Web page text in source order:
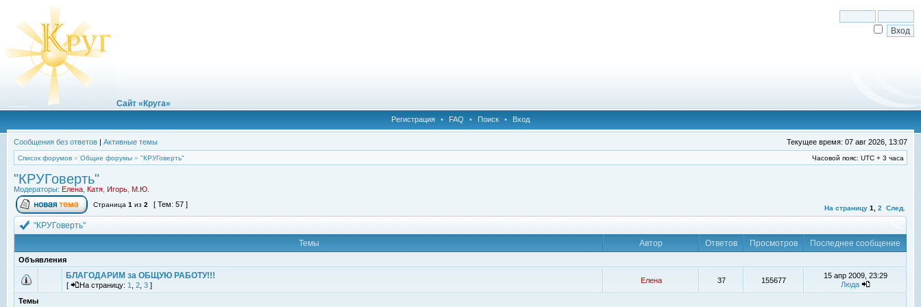
Сайт «Круга»
Регистрация • FAQ • Поиск • Вход
Сообщения без ответов | Активные темы Текущее время: 07 авг 2026, 13:07
Список форумов » Общие форумы » "КРУГоверть" Часовой пояс: UTC + 3 часа
"КРУГоверть"
Модераторы: Елена Катя Игорь М.Ю.
Страница 1 из 2 [ Тем: 57 ] На страницу 1 2 След.
"КРУГоверть"
Темы
Автор Ответов Просмотров Последнее сообщение
Объявления
БЛАГОДАРИМ за ОБЩУЮ РАБОТУ!!!
[ На страницу: 1 2 3 ]
Елена 37 155677
15 апр 2009, 23:29
Люда
Темы